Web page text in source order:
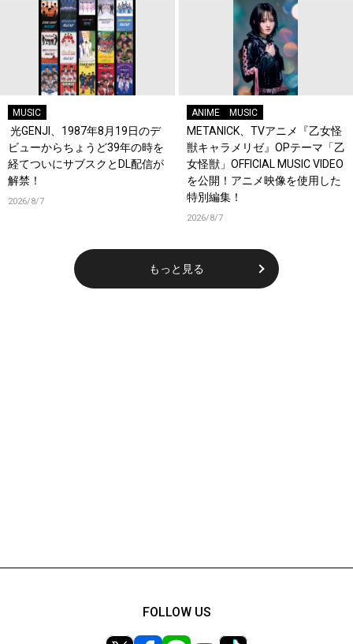
MUSIC
光GENJI、1987年8月19日のデ
ビューからちょうど39年の時を
経てついにサブスクとDL配信が
解禁！
2026/8/7
ANIME MUSIC
METANICK、TVアニメ『乙女怪
獣キャラメリゼ』OPテーマ「乙
女怪獣」OFFICIAL MUSIC VIDEO
を公開！アニメ映像を使用した
特別編集！
2026/8/7
もっと見る
FOLLOW US